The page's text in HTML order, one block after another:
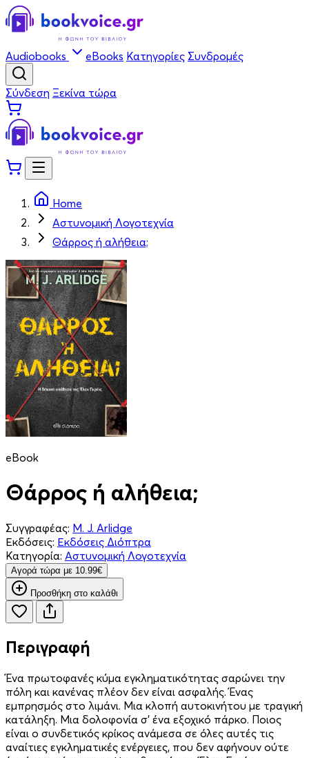
Audiobooks eBooks Κατηγορίες Συνδρομές
Σύνδεση Ξεκίνα τώρα
Home
Αστυνομική Λογοτεχνία
Θάρρος ή αλήθεια;
eBook
Θάρρος ή αλήθεια;
Συγγραφέας: M. J. Arlidge
Εκδόσεις: Εκδόσεις Διόπτρα
Κατηγορία: Αστυνομική Λογοτεχνία
Aγορά τώρα με 10.99€
Προσθήκη στο καλάθι
Περιγραφή
Ένα πρωτοφανές κύμα εγκληματικότητας σαρώνει την
πόλη και κανένας πλέον δεν είναι ασφαλής. Ένας
εμπρησμός στο λιμάνι. Μια κλοπή αυτοκινήτου με τραγική
κατάληξη. Μια δολοφονία σ’ ένα εξοχικό πάρκο. Ποιος
είναι ο συνδετικός κρίκος ανάμεσα σε όλες αυτές τις
αναίτιες εγκληματικές ενέργειες, που δεν αφήνουν ούτε